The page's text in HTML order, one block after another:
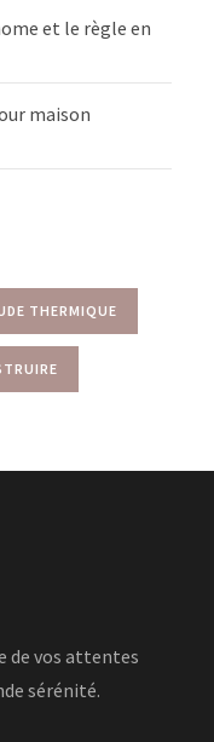
et le règle en
maison
THERMIQUE
de vos attentes
sérénité.